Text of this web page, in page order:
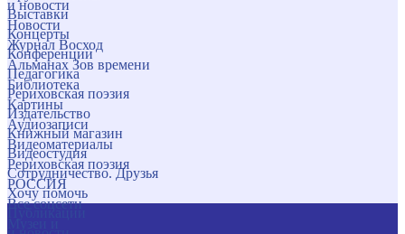
и новости
Новости
Журнал Восход
Альманах Зов времени
Библиотека
Картины
Аудиозаписи
Видеоматериалы
Рериховская поэзия
РОССИЯ
Все соцсети
Выставки
Концерты
Конференции
Педагогика
Рериховская поэзия
Издательство
Книжный магазин
Видеостудия
Сотрудничество. Друзья
Хочу помочь